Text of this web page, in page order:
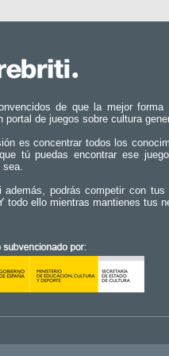
de que la mejor
portal de juegos sobre cultura
es concentrar todos los
tú puedas encontrar ese
sea.
además, podrás competir con
todo ello mientras mantienes tus